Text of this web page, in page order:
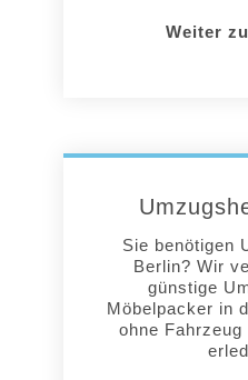
Weiter
Sie benötigen
Berlin? Wir
günstige
Möbelpacker in
ohne